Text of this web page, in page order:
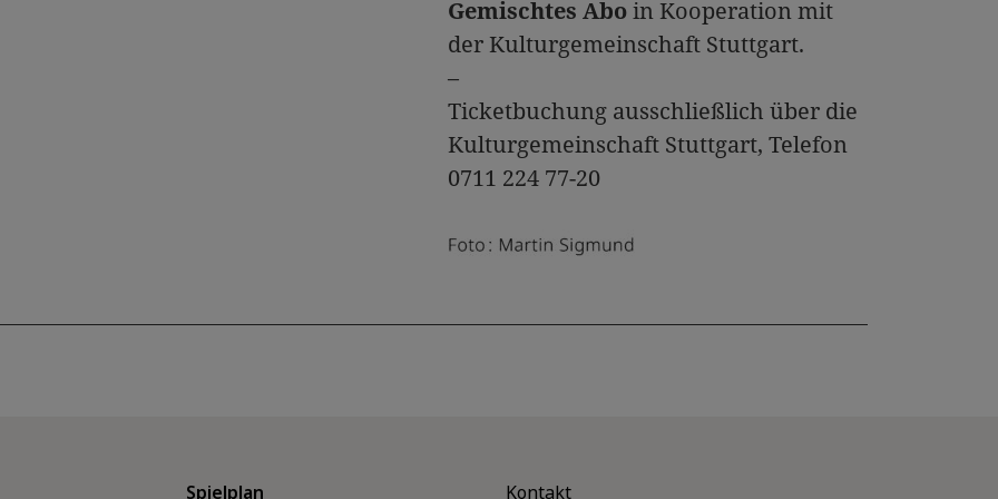
Gemischtes Aboin Kooperation mit
der Kulturgemeinschaft Stuttgart.
–
Ticketbuchung ausschließlich über die
Kulturgemeinschaft Stuttgart, Telefon
0711 224 77-20
Spielplan Kontakt